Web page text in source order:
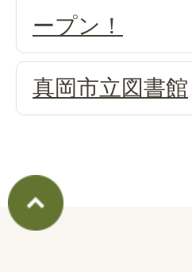
ープン！
真岡市立図書館